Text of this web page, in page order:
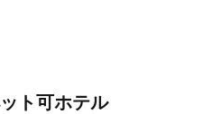
ト可ホテル